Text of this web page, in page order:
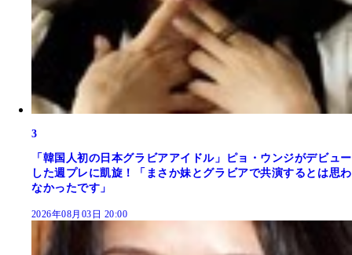
3
「韓国人初の日本グラビアアイドル」ピョ・ウンジがデビュー
した週プレに凱旋！「まさか妹とグラビアで共演するとは思わ
なかったです」
2026年08月03日 20:00